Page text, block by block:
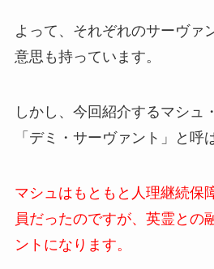
よって、それぞれのサーヴァ
意思も持っています。
しかし、今回紹介するマシュ
「デミ・サーヴァント」と呼
マシュはもともと人理継続保
員だったのですが、英霊との
ントになります。